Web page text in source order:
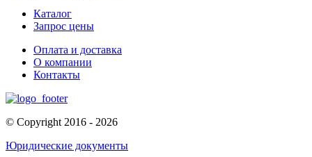
Каталог
Запрос цены
Оплата и доставка
О компании
Контакты
© Copyright 2016 - 2026
Юридические документы